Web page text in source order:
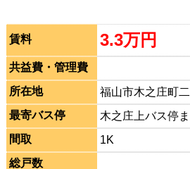
賃料 3.3万円
共益費・管理費
所在地
福山市木之庄町二
最寄バス停
木之庄上バス停
間取
1K
総戸数